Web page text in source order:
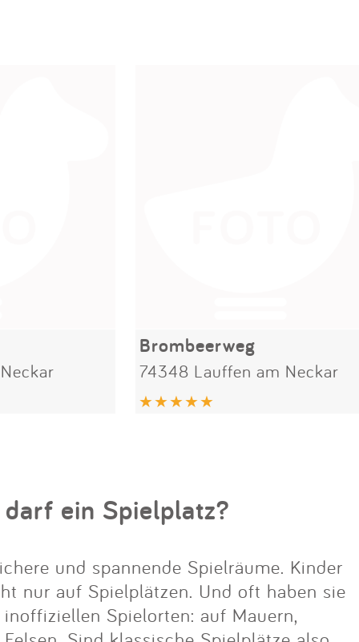
Brombeerweg
74348 Lauffen am Neckar
ein Spielplatz?
und spannende Spielräume. Kinder
nur auf Spielplätzen. Und oft haben sie
Spielorten: auf Mauern,